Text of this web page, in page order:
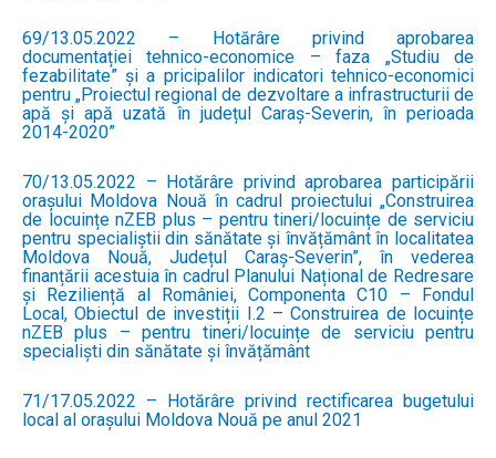
69/13.05.2022 – Hotărâre privind aprobarea
documentației tehnico-economice – faza „Studiu de
fezabilitate” și a pricipalilor indicatori tehnico-economici
pentru „Proiectul regional de dezvoltare a infrastructurii de
apă și apă uzată în județul Caraș-Severin, în perioada
2014-2020”
70/13.05.2022 – Hotărâre privind aprobarea participării
orașului Moldova Nouă în cadrul proiectului „Construirea
de locuințe nZEB plus – pentru tineri/locuințe de serviciu
pentru specialiștii din sănătate și învățământ în localitatea
Moldova Nouă, Județul Caraș-Severin”, în vederea
finanțării acestuia în cadrul Planului Național de Redresare
și Reziliență al României, Componenta C10 – Fondul
Local, Obiectul de investiții I.2 – Construirea de locuințe
nZEB plus – pentru tineri/locuințe de serviciu pentru
specialiști din sănătate și învățământ
71/17.05.2022 – Hotărâre privind rectificarea bugetului
local al orașului Moldova Nouă pe anul 2021